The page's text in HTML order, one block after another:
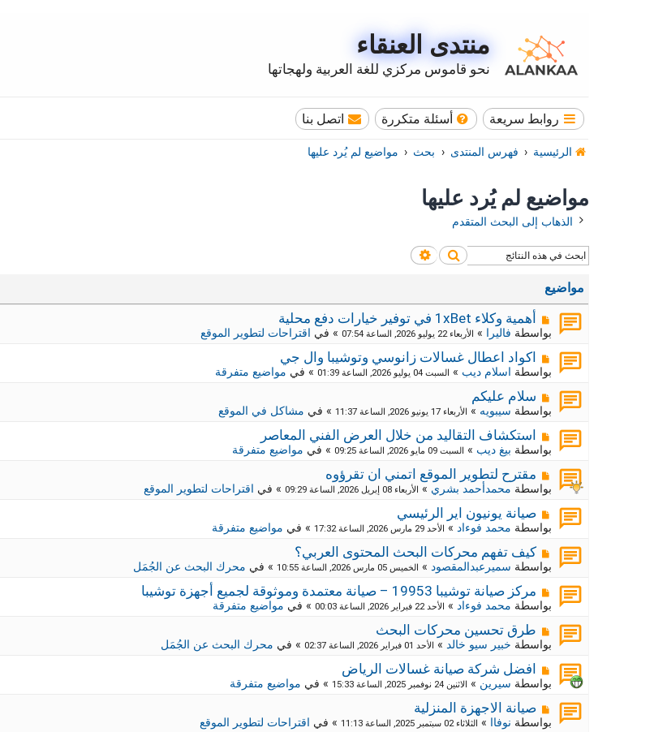
منتدى العنقاء
نحو قاموس مركزي للغة العربية ولهجاتها
روابط سريعة أسئلة متكررة اتصل بنا
الرئيسية فهرس المنتدى بحث مواضيع لم يُرد عليها
مواضيع لم يُرد عليها
الذهاب إلى البحث المتقدم
بحث بحث متقدم
مواضيع
م
ش
ر
ك
ة
ج
د
د
ة
أهمية وكلاء 1xBet في توفير خيارات دفع محلية
بواسطة فاليرا » الأربعاء 22 يوليو 2026, الساعة 07:54 » في اقتراحات لتطوير الموقع
م
ش
ر
ك
ة
ج
د
ة
اكواد اعطال غسالات زانوسي وتوشيبا وال جي
بواسطة اسلام ديب » السبت 04 يوليو 2026, الساعة 01:39 » في مواضيع متفرقة
م
ش
ر
ك
ة
ج
د
د
ة
سلام عليكم
بواسطة سيبويه » الأربعاء 17 يونيو 2026, الساعة 11:37 » في مشاكل في الموقع
م
ش
ك
ة
ج
د
د
ة
استكشاف التقاليد من خلال العرض الفني المعاصر
بواسطة بيغ ديب » السبت 09 مايو 2026, الساعة 09:25 » في مواضيع متفرقة
م
ش
ر
ك
ة
ج
د
ة
مقترح لتطوير الموقع اتمني ان تقرؤوه
بواسطة محمدأحمد بشري » الأربعاء 08 إبريل 2026, الساعة 09:29 » في اقتراحات لتطوير الموقع
م
ش
ر
ك
ة
ج
د
د
ة
صيانة يونيون اير الرئيسي
بواسطة محمد فوءاد » الأحد 29 مارس 2026, الساعة 17:32 » في مواضيع متفرقة
م
ش
ك
ة
ج
د
د
ة
كيف تفهم محركات البحث المحتوى العربي؟
بواسطة سميرعبدالمقصود » الخميس 05 مارس 2026, الساعة 10:55 » في محرك البحث عن الجُمَل
م
ش
ر
ك
ة
ج
د
د
ة
مركز صيانة توشيبا 19953 – صيانة معتمدة وموثوقة لجميع أجهزة توشيبا
بواسطة محمد فوءاد » الأحد 22 فبراير 2026, الساعة 00:03 » في مواضيع متفرقة
م
ش
ر
ك
ة
ج
د
طرق تحسين محركات البحث
بواسطة خبير سيو خالد » الأحد 01 فبراير 2026, الساعة 02:37 » في محرك البحث عن الجُمَل
م
ش
ر
ك
افضل شركة صيانة غسالات الرياض
بواسطة سيرين » الاثنين 24 نوفمبر 2025, الساعة 15:33 » في مواضيع متفرقة
م
ش
صيانة الاجهزة المنزلية
بواسطة نوفاا » الثلاثاء 02 سبتمبر 2025, الساعة 11:13 » في اقتراحات لتطوير الموقع